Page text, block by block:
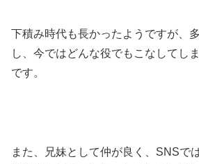
下積み時代も長かったようですが、
し、今ではどんな役でもこなしてし
です。
また、兄妹として仲が良く、SNSで